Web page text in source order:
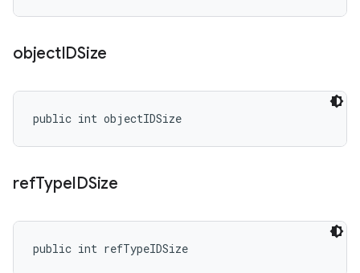
objectIDSize
public int objectIDSize
refTypeIDSize
public int refTypeIDSize